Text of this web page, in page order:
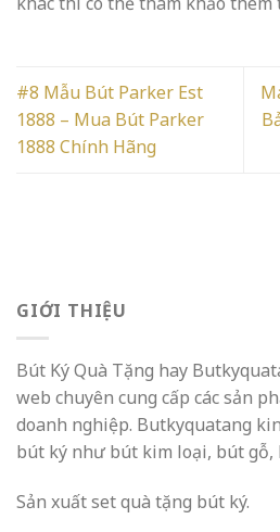
#8 Mẫu Bút Parker Est
1888 – Mua Bút Parker
1888 Chính Hãng
GIỚI THIỆU
Bút Ký Quà Tặng hay
web chuyên cung cấp các sản
doanh nghiệp. Butkyquatang
bút ký như bút kim loại, bút
Sản xuất set quà tặng bút ký.